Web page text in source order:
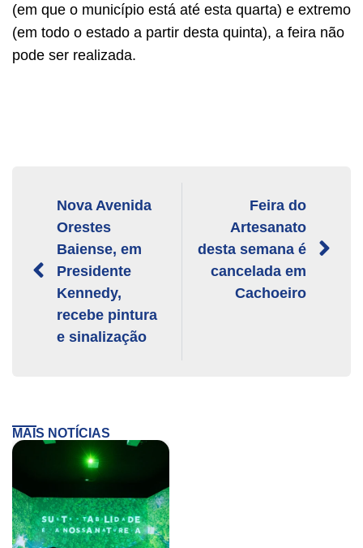
(em que o município está até esta quarta) e extremo
(em todo o estado a partir desta quinta), a feira não
pode ser realizada.
Nova Avenida
Orestes
Baiense, em
Presidente
Kennedy,
recebe pintura
e sinalização
Feira do
Artesanato
desta semana é
cancelada em
Cachoeiro
MAIS NOTÍCIAS